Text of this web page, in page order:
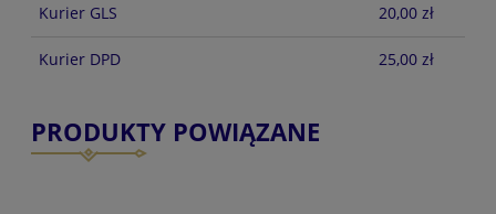
Kurier GLS 20,00 zł
Kurier DPD 25,00 zł
PRODUKTY POWIĄZANE